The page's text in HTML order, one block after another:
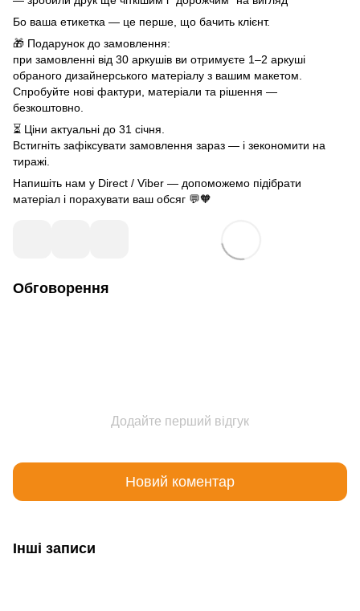
Бо ваша етикетка — це перше, що бачить клієнт.
🎁 Подарунок до замовлення:
при замовленні від 30 аркушів ви отримуєте 1–2 аркуші
обраного дизайнерського матеріалу з вашим макетом.
Спробуйте нові фактури, матеріали та рішення —
безкоштовно.
⏳ Ціни актуальні до 31 січня.
Встигніть зафіксувати замовлення зараз — і зекономити на
тиражі.
Напишіть нам у Direct / Viber — допоможемо підібрати
матеріал і порахувати ваш обсяг 💬🧡
Обговорення
Додайте перший відгук
Новий коментар
Інші записи